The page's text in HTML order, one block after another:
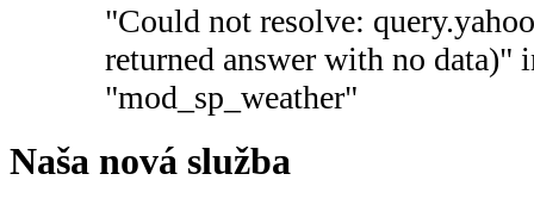
"Could not resolve:
returned answer with no data)"
"mod_sp_weather"
Naša nová služba